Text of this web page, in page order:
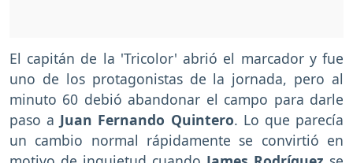
El capitán de la 'Tricolor' abrió el marcador y fue
uno de los protagonistas de la jornada, pero al
minuto 60 debió abandonar el campo para darle
paso a Juan Fernando Quintero. Lo que parecía
un cambio normal rápidamente se convirtió en